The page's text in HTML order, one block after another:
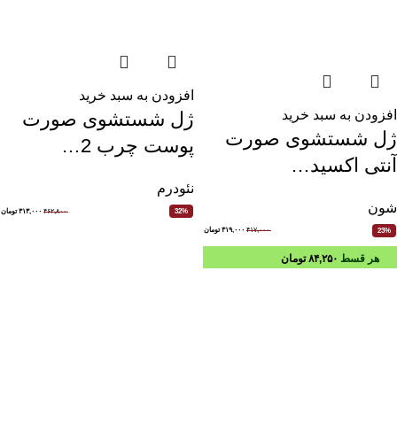
افزودن به سبد خرید
ژل شستشوی صورت
آنتی اکسید…
شون
23% ۴۱۷,۰۰۰ ۳۱۹,۰۰۰ تومان
افزودن به سبد خرید
ژل شستشوی صورت
پوست چرب 2…
نئودرم
32% ۴۶۲,۸۰۰ ۳۱۳,۰۰۰ تومان
هر قسط ۸۴,۲۵۰ تومان